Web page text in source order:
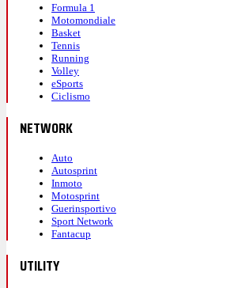
Formula 1
Motomondiale
Basket
Tennis
Running
Volley
eSports
Ciclismo
NETWORK
Auto
Autosprint
Inmoto
Motosprint
Guerinsportivo
Sport Network
Fantacup
UTILITY